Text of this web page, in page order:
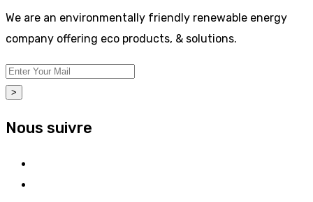
We are an environmentally friendly renewable energy
company offering eco products, & solutions.
>
Nous suivre